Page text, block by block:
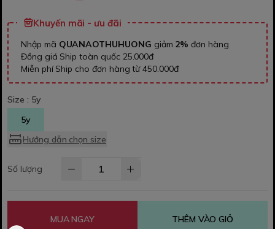
Khuyến mãi - ưu đãi
Nhập mã QUANAOTHUHUONG giảm 2% đơn hàng
Đồng giá Ship toàn quốc 25.000đ
Miễn phí Ship cho đơn hàng từ 450.000đ
Size : 5y
5y
Hướng dẫn chọn size
Số lượng
MUA NGAY THÊM VÀO GIỎ